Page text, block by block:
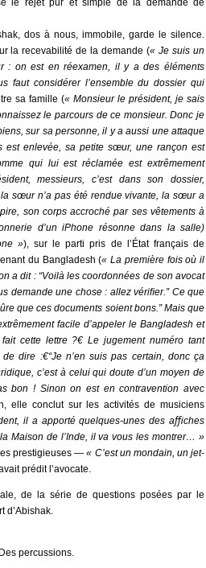
le rejet pur et simple de la demande de
dos à nous, immobile, garde le silence.
la recevabilité de la demande (« Je suis un
: on est en réexamen, il y a des éléments
faut considérer l’ensemble du dossier qui
sa famille (« Monsieur le président, je sais
le parcours de ce monsieur. Donc je
sur sa personne, il y a aussi une attaque
enlevée, sa petite sœur, une rançon est
qui lui est réclamée est extrêmement
messieurs, c’est dans son dossier,
sœur n’a pas été rendue vivante, la sœur a
son corps accroché par ses vêtements à
d’un iPhone résonne dans la salle)
»), sur le parti pris de l’État français de
du Bangladesh (« La première fois où il
a dit : “Voilà les coordonnées de son avocat
demande une chose : allez vériﬁer.” Ce que
que ces documents soient bons.” Mais que
facile d’appeler le Bangladesh et
cette lettre ?€ Le jugement numéro tant
dire :€“Je n’en suis pas certain, donc ça
c’est à celui qui doute d’un moyen de
bon ! Sinon on est en contravention avec
elle conclut sur les activités de musiciens
il a apporté quelques-unes des aﬃches
Maison de l’Inde, il va vous les montrer… »
prestigieuses —« C’est un mondain, un jet-
prédit l’avocate.
de la série de questions posées par le
d’Abishak.
percussions.